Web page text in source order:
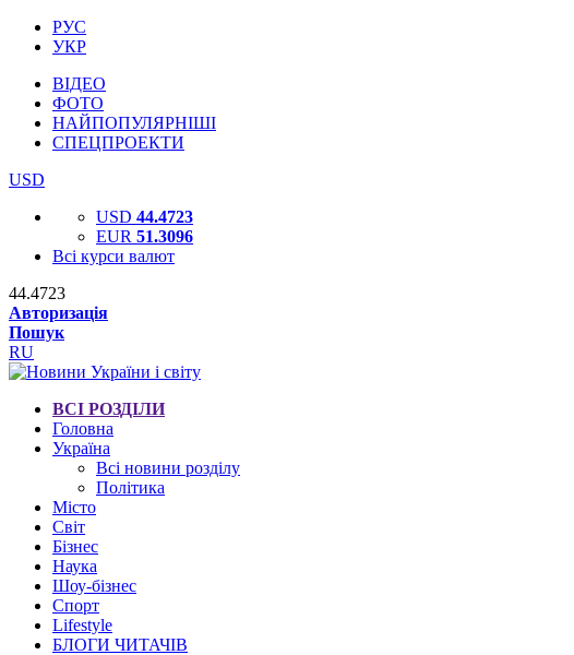
РУС
УКР
ВІДЕО
ФОТО
НАЙПОПУЛЯРНІШІ
СПЕЦПРОЕКТИ
USD
USD 44.4723
EUR 51.3096
Всі курси валют
44.4723
Авторизація
Пошук
RU
ВСІ РОЗДІЛИ
Головна
Україна
Всі новини розділу
Політика
Місто
Світ
Бізнес
Наука
Шоу-бізнес
Спорт
Lifestyle
БЛОГИ ЧИТАЧІВ